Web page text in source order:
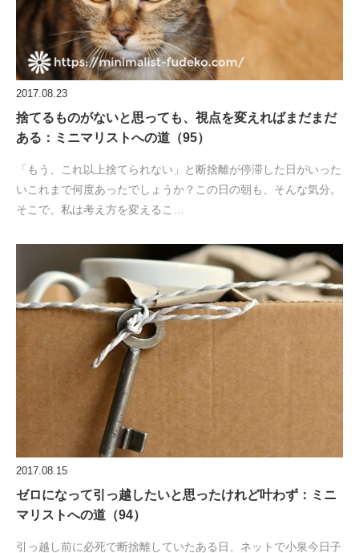
2017.08.23
捨てるものがないと思っても、視点を変えればまだまだ
ある：ミニマリストへの道（95）
「もう、これ以上捨てられない」と断捨離が停滞した日がいった
いこれまで何度あったでしょうか？この日の朝も、そんな気分。
そこで、私は考え方を変えるこ…
2017.08.15
ゼロになって引っ越したいと思ったけれど叶わず：ミニ
マリストへの道（94）
引っ越し前に必死で断捨離していたある日、ネットで小泉今日子